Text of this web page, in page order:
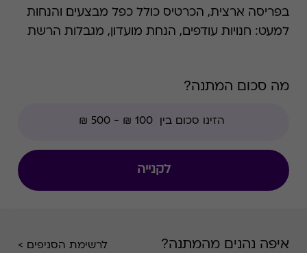
בפריסה ארצית, הכרטיס כולל כפל מבצעים והנחות
למעט: חנויות עודפים, הנחת מועדון, מגבלות הרשת
מה סכום המתנה?
לקנייה
איפה נהנים מהמתנה? לרשימת הסניפים >